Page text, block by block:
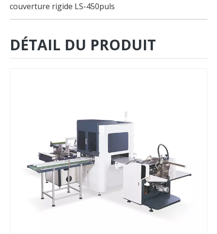
Pусский
couverture rigide LS-450puls
DÉTAIL DU PRODUIT